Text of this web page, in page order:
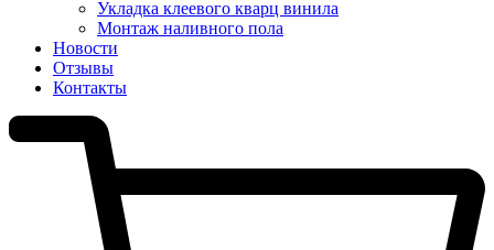
Укладка клеевого кварц винила
Монтаж наливного пола
Новости
Отзывы
Контакты